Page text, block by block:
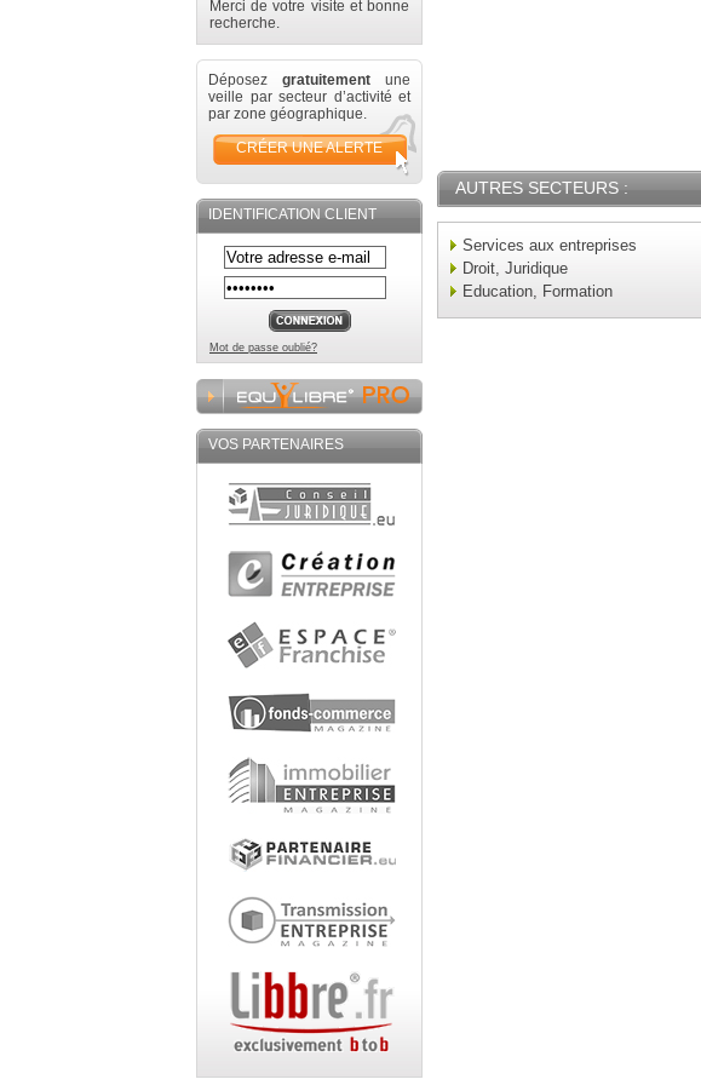
Merci de votre visite et bonne
recherche.
Déposez gratuitement une
veille par secteur d’activité et
par zone géographique.
CRÉER UNE ALERTE
IDENTIFICATION CLIENT
Mot de passe oublié?
VOS PARTENAIRES
AUTRES SECTEURS :
Services aux entreprises
Droit, Juridique
Education, Formation